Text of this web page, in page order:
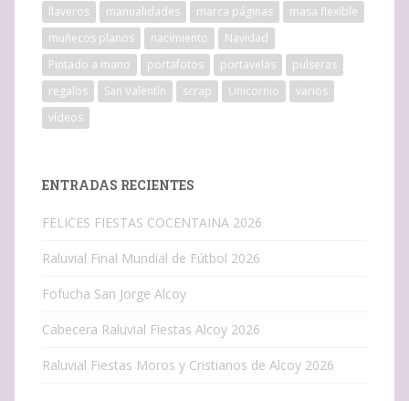
llaveros manualidades marca páginas
masa flexible
muñecos planos
nacimiento
Navidad
Pintado a mano
portafotos portavelas
pulseras
regalos
San Valentín scrap Unicornio
varios
vídeos
ENTRADAS RECIENTES
FELICES FIESTAS COCENTAINA 2026
Raluvial Final Mundial de Fútbol 2026
Fofucha San Jorge Alcoy
Cabecera Raluvial Fiestas Alcoy 2026
Raluvial Fiestas Moros y Cristianos de Alcoy 2026